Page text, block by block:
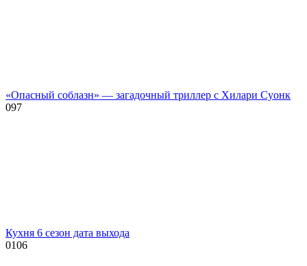
«Опасный соблазн» — загадочный триллер с Хилари Суонк
097
Кухня 6 сезон дата выхода
0106